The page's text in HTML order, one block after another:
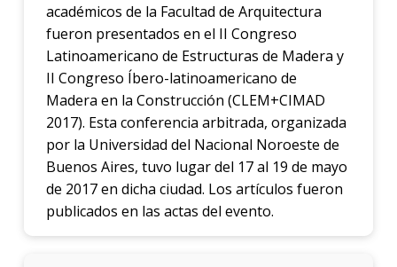
académicos de la Facultad de Arquitectura
fueron presentados en el II Congreso
Latinoamericano de Estructuras de Madera y
II Congreso Íbero-latinoamericano de
Madera en la Construcción (CLEM+CIMAD
2017). Esta conferencia arbitrada, organizada
por la Universidad del Nacional Noroeste de
Buenos Aires, tuvo lugar del 17 al 19 de mayo
de 2017 en dicha ciudad. Los artículos fueron
publicados en las actas del evento.